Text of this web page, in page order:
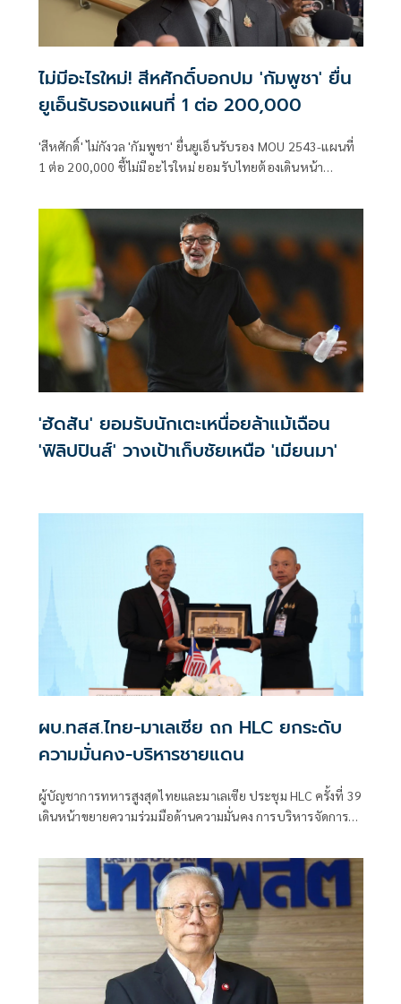
ไม่มีอะไรใหม่! สีหศักดิ์บอกปม 'กัมพูชา' ยื่น
ยูเอ็นรับรองแผนที่ 1 ต่อ 200,000
'สีหศักดิ์' ไม่กังวล 'กัมพูชา' ยื่นยูเอ็นรับรอง MOU 2543-แผนที่
1 ต่อ 200,000​ ชี้ไม่มีอะไรใหม่ ยอมรับไทยต้องเดินหน้า
ระวังตกเป็นเครื่องมือเขมร​
'ฮัดสัน' ยอมรับนักเตะเหนื่อยล้าแม้เฉือน
'ฟิลิปปินส์' วางเป้าเก็บชัยเหนือ 'เมียนมา'
ผบ.ทสส.ไทย-มาเลเซีย ถก HLC ยกระดับ
ความมั่นคง-บริหารชายแดน
ผู้บัญชาการทหารสูงสุดไทยและมาเลเซีย ประชุม HLC ครั้งที่ 39
เดินหน้าขยายความร่วมมือด้านความมั่นคง การบริหารจัดการ